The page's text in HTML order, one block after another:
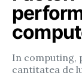
In computing,
cantitatea de